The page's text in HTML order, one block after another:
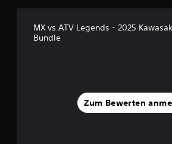
MX vs ATV Legends - 2025
Bundle
Zum Bewerten